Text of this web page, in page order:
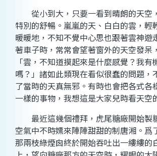
從小到大，只要一看到晴朗的天空
特別的舒暢。嵐嵐的天、白白的雲，輕
暖暖地，不知不覺中心思也跟著雲神遊
著車子時，常常會望著窗外的天空發呆
「雲，不知道摸起來是什麼感覺？我有
嗎？」諸如此類現在看似很蠢的問題，
了當時的天真無邪。有時也會把各式各
一樣的事物，我想這是大家兒時看天空
最近這幾個禮拜，虎尾糖廠開始製
空氣中不時嫖來陣陣甜甜的制唐湘。爲
那兩枝綠煙囪終於開始吞吐出一縷縷的